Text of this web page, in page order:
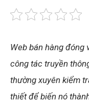
Web bán hàng đóng
công tác truyền
thường xuyên kiểm
thiết để biến nó